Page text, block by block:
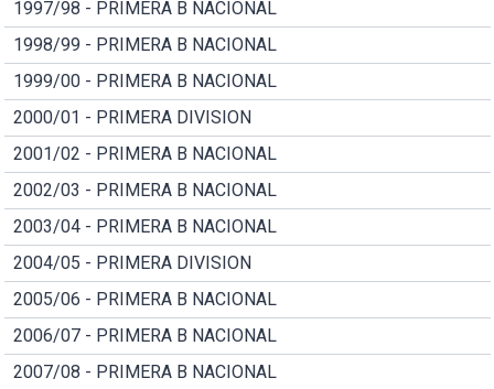
1997/98 - PRIMERA B NACIONAL
1998/99 - PRIMERA B NACIONAL
1999/00 - PRIMERA B NACIONAL
2000/01 - PRIMERA DIVISION
2001/02 - PRIMERA B NACIONAL
2002/03 - PRIMERA B NACIONAL
2003/04 - PRIMERA B NACIONAL
2004/05 - PRIMERA DIVISION
2005/06 - PRIMERA B NACIONAL
2006/07 - PRIMERA B NACIONAL
2007/08 - PRIMERA B NACIONAL